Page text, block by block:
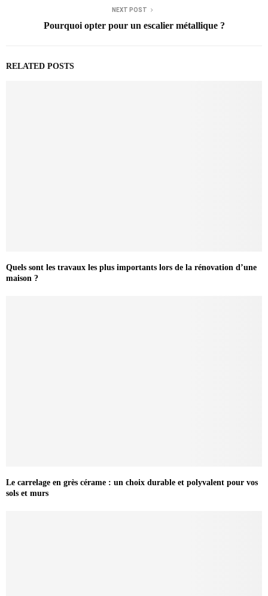
NEXT POST
Pourquoi opter pour un escalier métallique ?
RELATED POSTS
Quels sont les travaux les plus importants lors de la rénovation d’une
maison ?
Le carrelage en grès cérame : un choix durable et polyvalent pour vos
sols et murs